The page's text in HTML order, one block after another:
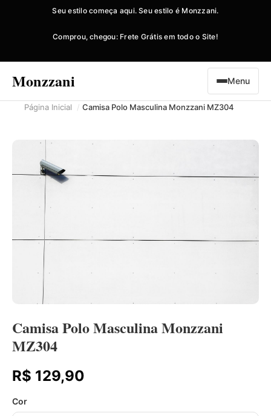
Seu estilo começa aqui. Seu estilo é Monzzani.
Comprou, chegou: Frete Grátis em todo o Site!
Monzzani Menu
Página Inicial Camisa Polo Masculina Monzzani MZ304
Camisa Polo Masculina Monzzani
MZ304
R$ 129,90
Cor